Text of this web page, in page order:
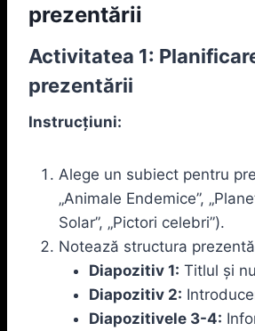
prezentării
Activitatea 1:
prezentării
Instrucțiuni:
Alege un subiect pentru
„Animale Endemice”,
Solar”, „Pictori celebri”).
Notează structura
Diapozitiv 1: Titlul și
Diapozitiv 2:
Diapozitivele 3-4: